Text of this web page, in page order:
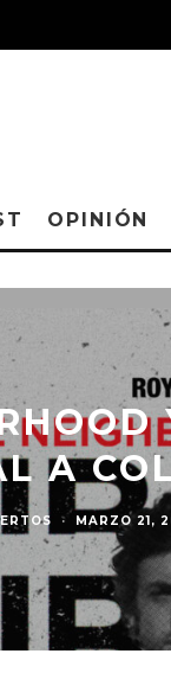
OPINIÓN
A
· MARZO 21,